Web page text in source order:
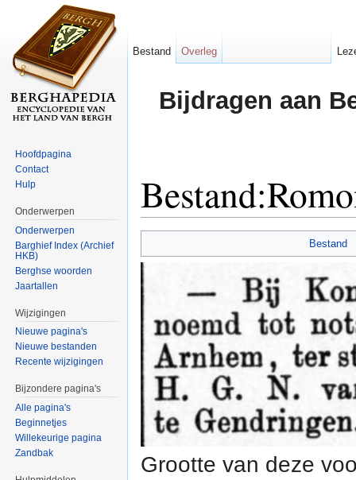
Bijdragen aan
Bestand
Grootte van deze
Bestand Overleg
Hoofdpagina
Contact
Hulp
Onderwerpen
Onderwerpen
Barghief Index (Archief
HKB)
Berghse woorden
Jaartallen
Wijzigingen
Nieuwe pagina's
Nieuwe bestanden
Recente wijzigingen
Bijzondere pagina's
Alle pagina's
Beginnetjes
Willekeurige pagina
Zandbak